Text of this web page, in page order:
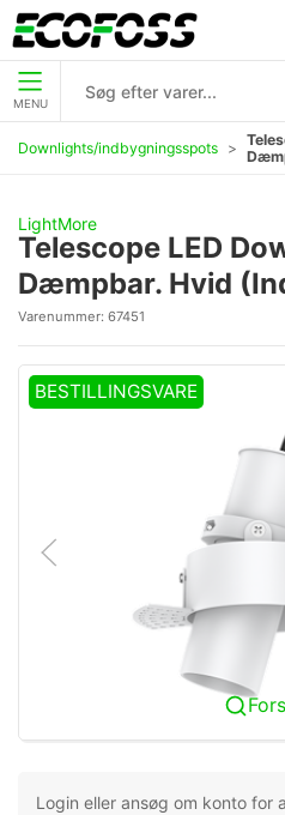
MENU
Downlights/indbygningsspots
LightMore
Telescope LED
Dæmpbar. Hvid
Varenummer: 67451
BESTILLINGSVARE
Login eller ansøg om konto for